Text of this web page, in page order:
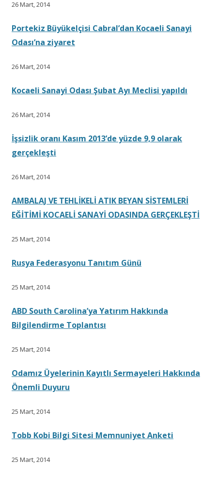
26 Mart, 2014
Portekiz Büyükelçisi Cabral’dan Kocaeli Sanayi
Odası’na ziyaret
26 Mart, 2014
Kocaeli Sanayi Odası Şubat Ayı Meclisi yapıldı
26 Mart, 2014
İşsizlik oranı Kasım 2013’de yüzde 9,9 olarak
gerçekleşti
26 Mart, 2014
AMBALAJ VE TEHLİKELİ ATIK BEYAN SİSTEMLERİ
EĞİTİMİ KOCAELİ SANAYİ ODASINDA GERÇEKLEŞTİ
25 Mart, 2014
Rusya Federasyonu Tanıtım Günü
25 Mart, 2014
ABD South Carolina’ya Yatırım Hakkında
Bilgilendirme Toplantısı
25 Mart, 2014
Odamız Üyelerinin Kayıtlı Sermayeleri Hakkında
Önemli Duyuru
25 Mart, 2014
Tobb Kobi Bilgi Sitesi Memnuniyet Anketi
25 Mart, 2014